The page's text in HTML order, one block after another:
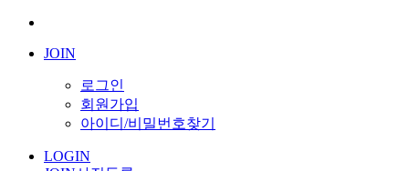
JOIN
로그인
회원가입
아이디/비밀번호찾기
LOGIN